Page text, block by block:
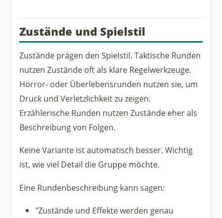
Zustände und Spielstil
Zustände prägen den Spielstil. Taktische Runden
nutzen Zustände oft als klare Regelwerkzeuge.
Horror- oder Überlebensrunden nutzen sie, um
Druck und Verletzlichkeit zu zeigen.
Erzählerische Runden nutzen Zustände eher als
Beschreibung von Folgen.
Keine Variante ist automatisch besser. Wichtig
ist, wie viel Detail die Gruppe möchte.
Eine Rundenbeschreibung kann sagen:
"Zustände und Effekte werden genau